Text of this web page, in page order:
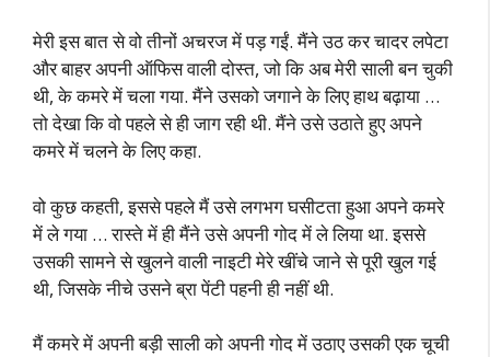
मेरी इस बात से वो तीनों अचरज में पड़ गईं. मैंने उठ कर चादर लपेटा
और बाहर अपनी ऑफिस वाली दोस्त, जो कि अब मेरी साली बन चुकी
थी, के कमरे में चला गया. मैंने उसको जगाने के लिए हाथ बढ़ाया …
तो देखा कि वो पहले से ही जाग रही थी. मैंने उसे उठाते हुए अपने
कमरे में चलने के लिए कहा.
वो कुछ कहती, इससे पहले मैं उसे लगभग घसीटता हुआ अपने कमरे
में ले गया … रास्ते में ही मैंने उसे अपनी गोद में ले लिया था. इससे
उसकी सामने से खुलने वाली नाइटी मेरे खींचे जाने से पूरी खुल गई
थी, जिसके नीचे उसने ब्रा पेंटी पहनी ही नहीं थी.
मैं कमरे में अपनी बड़ी साली को अपनी गोद में उठाए उसकी एक चूची